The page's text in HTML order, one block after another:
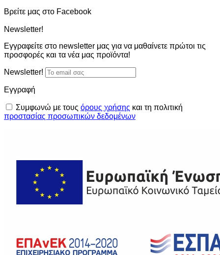
Βρείτε μας στο Facebook
Newsletter!
Εγγραφείτε στο newsletter μας για να μαθαίνετε πρώτοι τις
προσφορές και τα νέα μας προϊόντα!
Newsletter!
Εγγραφή
Συμφωνώ με τους όρους χρήσης και τη πολιτική
προστασίας προσωπικών δεδομένων